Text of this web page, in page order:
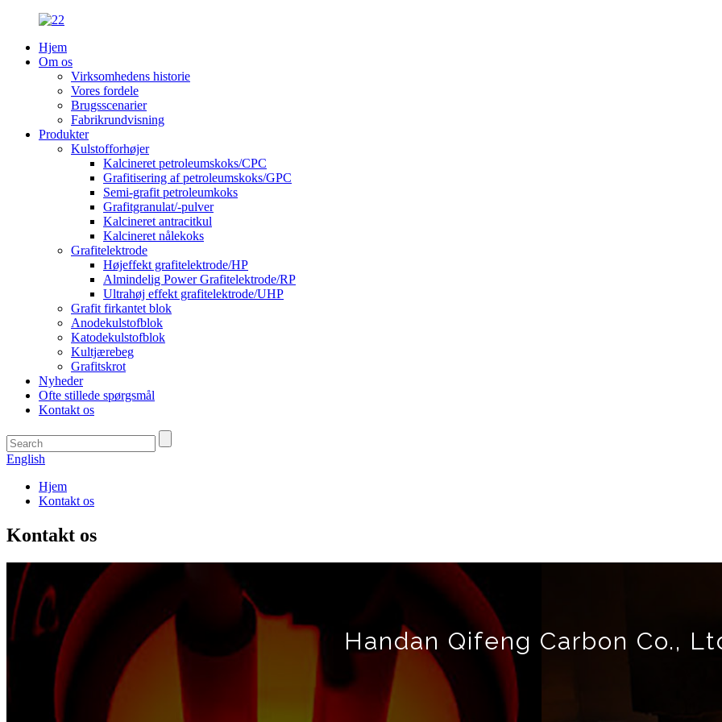
Hjem
Om os
Virksomhedens historie
Vores fordele
Brugsscenarier
Fabrikrundvisning
Produkter
Kulstofforhøjer
Kalcineret petroleumskoks/CPC
Grafitisering af petroleumskoks/GPC
Semi-grafit petroleumkoks
Grafitgranulat/-pulver
Kalcineret antracitkul
Kalcineret nålekoks
Grafitelektrode
Højeffekt grafitelektrode/HP
Almindelig Power Grafitelektrode/RP
Ultrahøj effekt grafitelektrode/UHP
Grafit firkantet blok
Anodekulstofblok
Katodekulstofblok
Kultjærebeg
Grafitskrot
Nyheder
Ofte stillede spørgsmål
Kontakt os
English
Hjem
Kontakt os
Kontakt os
Handan Qifeng Carbon Co.,